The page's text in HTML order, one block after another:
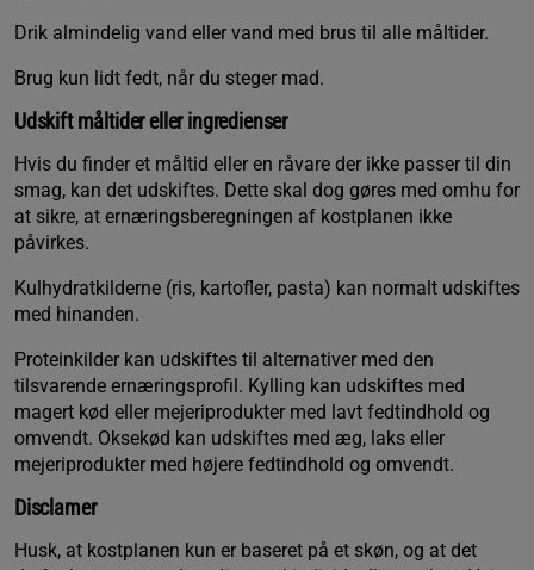
Drik almindelig vand eller vand med brus til alle måltider.
Brug kun lidt fedt, når du steger mad.
Udskift måltider eller ingredienser
Hvis du finder et måltid eller en råvare der ikke passer til din
smag, kan det udskiftes. Dette skal dog gøres med omhu for
at sikre, at ernæringsberegningen af kostplanen ikke
påvirkes.
Kulhydratkilderne (ris, kartofler, pasta) kan normalt udskiftes
med hinanden.
Proteinkilder kan udskiftes til alternativer med den
tilsvarende ernæringsprofil. Kylling kan udskiftes med
magert kød eller mejeriprodukter med lavt fedtindhold og
omvendt. Oksekød kan udskiftes med æg, laks eller
mejeriprodukter med højere fedtindhold og omvendt.
Disclamer
Husk, at kostplanen kun er baseret på et skøn, og at det